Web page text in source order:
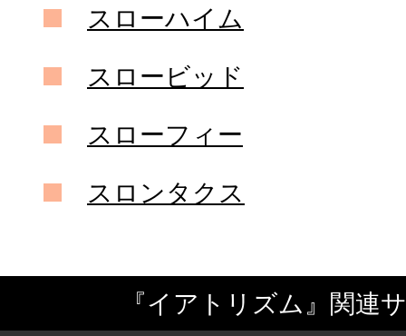
スローハイム
スロービッド
スローフィー
スロンタクス
『イアトリズム』関連